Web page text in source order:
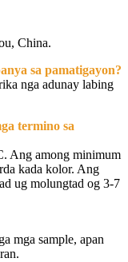
China.
sa pamatigayon?
nga adunay labing
termino sa
Ang among minimum
kada kolor. Ang
ug molungtad og 3-7
mga sample, apan